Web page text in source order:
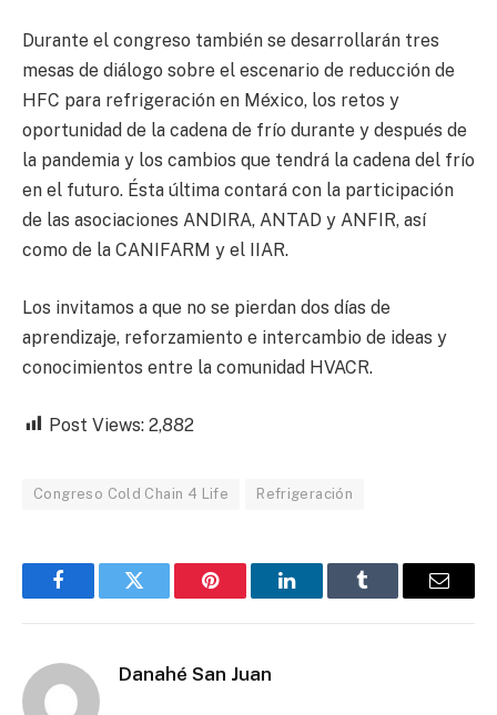
Durante el congreso también se desarrollarán tres
mesas de diálogo sobre el escenario de reducción de
HFC para refrigeración en México, los retos y
oportunidad de la cadena de frío durante y después de
la pandemia y los cambios que tendrá la cadena del frío
en el futuro. Ésta última contará con la participación
de las asociaciones ANDIRA, ANTAD y ANFIR, así
como de la CANIFARM y el IIAR.
Los invitamos a que no se pierdan dos días de
aprendizaje, reforzamiento e intercambio de ideas y
conocimientos entre la comunidad HVACR.
Post Views: 2,882
Congreso Cold Chain 4 Life Refrigeración
FacebookTwitter Pinterest LinkedInTumblr Email
Danahé San Juan